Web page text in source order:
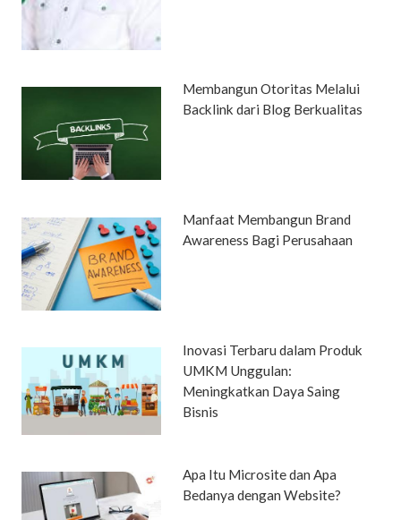
Membangun Otoritas Melalui
Backlink dari Blog Berkualitas
Manfaat Membangun Brand
Awareness Bagi Perusahaan
Inovasi Terbaru dalam Produk
UMKM Unggulan:
Meningkatkan Daya Saing
Bisnis
Apa Itu Microsite dan Apa
Bedanya dengan Website?